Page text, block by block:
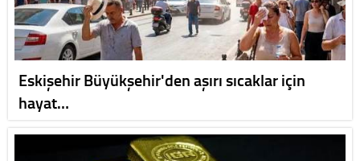
Eskişehir Büyükşehir'den aşırı sıcaklar için
hayat…